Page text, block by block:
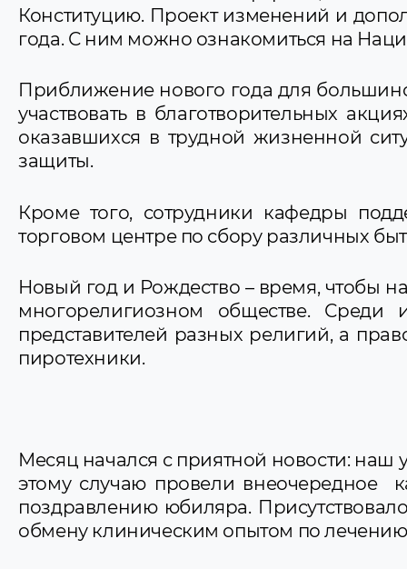
Конституцию. Проект изменений и
года. С ним можно ознакомиться на
Приближение нового года для
участвовать в благотворительных
оказавшихся в трудной жизненной
защиты.
Кроме того, сотрудники кафедры
торговом центре по сбору различных
Новый год и Рождество – время, чтобы
многорелигиозном обществе. Среди
представителей разных религий, а
пиротехники.
Месяц начался с приятной новости:
этому случаю провели внеочередное
поздравлению юбиляра.
обмену клиническим опытом по